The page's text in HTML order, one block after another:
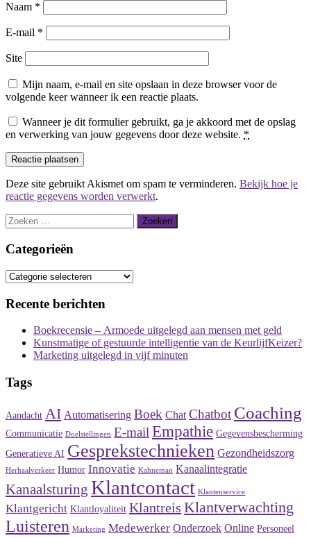
Naam *
E-mail *
Site
Mijn naam, e-mail en site opslaan in deze browser voor de
volgende keer wanneer ik een reactie plaats.
Wanneer je dit formulier gebruikt, ga je akkoord met de opslag
en verwerking van jouw gegevens door deze website. *
Deze site gebruikt Akismet om spam te verminderen. Bekijk hoe je
reactie gegevens worden verwerkt.
Zoeken
naar:
Categorieën
Categorieën
Recente berichten
Boekrecensie – Armoede uitgelegd aan mensen met geld
Kunstmatige of gestuurde intelligentie van de KeurlijfKeizer?
Marketing uitgelegd in vijf minuten
Tags
Aandacht AI Automatisering Boek Chat Chatbot Coaching
Communicatie Doelstellingen E-mail Empathie Gegevensbescherming
Generatieve AI Gesprekstechnieken Gezondheidszorg
Herhaalverkeer Humor Innovatie Kahneman Kanaalintegratie
Kanaalsturing Klantcontact Klantenservice
Klantgericht Klantloyaliteit Klantreis Klantverwachting
Luisteren Marketing Medewerker Onderzoek Online Personeel